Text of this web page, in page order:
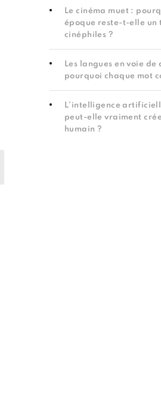
Le cinéma muet :
époque reste-t-elle un
cinéphiles ?
Les langues en voie
pourquoi chaque mot
L’intelligence
peut-elle vraiment
humain ?